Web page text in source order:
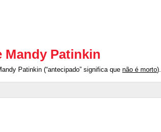
Mandy Patinkin
Patinkin (“antecipado” significa que não é morto).